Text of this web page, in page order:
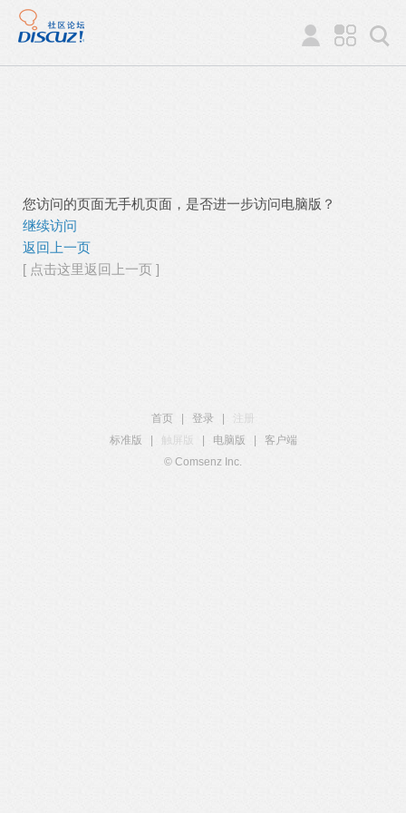
您访问的页面无手机页面，是否进一步访问电脑版？
继续访问
返回上一页
[ 点击这里返回上一页 ]
首页 登录
注册
标准版
触屏版 电脑版
客户端
© Comsenz Inc.